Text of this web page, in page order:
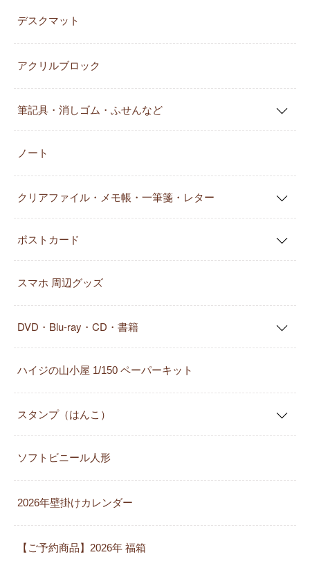
デスクマット
アクリルブロック
筆記具・消しゴム・ふせんなど
ノート
クリアファイル・メモ帳・一筆箋・レター
ポストカード
スマホ 周辺グッズ
DVD・Blu-ray・CD・書籍
ハイジの山小屋 1/150 ペーパーキット
スタンプ（はんこ）
ソフトビニール人形
2026年壁掛けカレンダー
【ご予約商品】2026年 福箱